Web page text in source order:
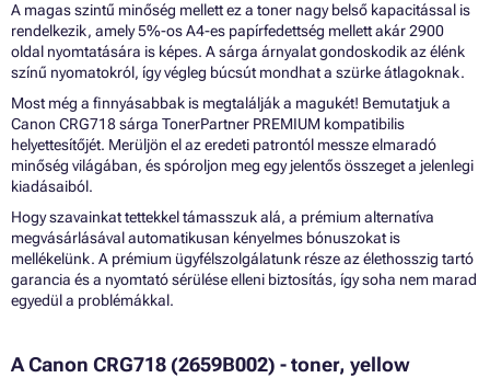
A magas szintű minőség mellett ez a toner nagy belső kapacitással is
rendelkezik, amely 5%-os A4-es papírfedettség mellett akár 2900
oldal nyomtatására is képes. A sárga árnyalat gondoskodik az élénk
színű nyomatokról, így végleg búcsút mondhat a szürke átlagoknak.
Most még a finnyásabbak is megtalálják a magukét! Bemutatjuk a
Canon CRG718 sárga TonerPartner PREMIUM kompatibilis
helyettesítőjét. Merüljön el az eredeti patrontól messze elmaradó
minőség világában, és spóroljon meg egy jelentős összeget a jelenlegi
kiadásaiból.
Hogy szavainkat tettekkel támasszuk alá, a prémium alternatíva
megvásárlásával automatikusan kényelmes bónuszokat is
mellékelünk. A prémium ügyfélszolgálatunk része az élethosszig tartó
garancia és a nyomtató sérülése elleni biztosítás, így soha nem marad
egyedül a problémákkal.
A Canon CRG718 (2659B002) - toner, yellow